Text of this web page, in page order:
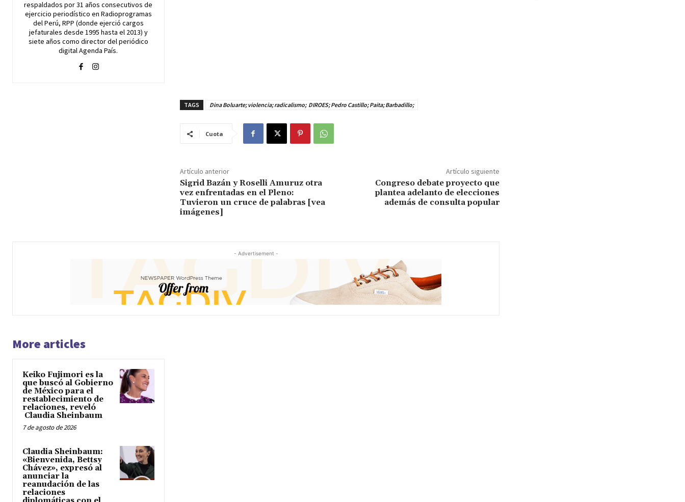
respaldados por 31 años consecutivos de
ejercicio periodístico en Radioprogramas
del Perú, RPP (donde ejerció cargos
jefaturales desde 1995 hasta el 2013) y
siete años como director del periódico
digital Agenda País.
TAGS Dina Boluarte; violencia; radicalismo; DIROES; Pedro Castillo; Paita; Barbadillo;
Cuota
Artículo anterior
Sigrid Bazán y Roselli Amuruz otra
vez enfrentadas en el Pleno:
Tuvieron un cruce de palabras [vea
imágenes]
Artículo siguiente
Congreso debate proyecto que
plantea adelanto de elecciones
además de consulta popular
- Advertisement -
More articles
Keiko Fujimori es la
que buscó al Gobierno
de México para el
restablecimiento de
relaciones, reveló
Claudia Sheinbaum
7 de agosto de 2026
Claudia Sheinbaum:
«Bienvenida, Bettsy
Chávez», expresó al
anunciar la
reanudación de las
relaciones